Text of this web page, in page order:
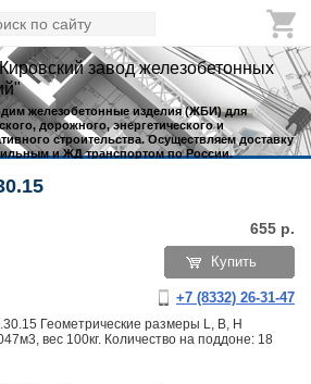
завод железобетонных
железобетонные изделия (ЖБИ) для
дорожного, энергетического и
строительства. Осуществляем доставку
и ЖД транспортом по России.
655 р.
Купить
+7 (8332) 26-31-47
Геометрические размеры L, B, H
вес 100кг. Количество на поддоне: 18